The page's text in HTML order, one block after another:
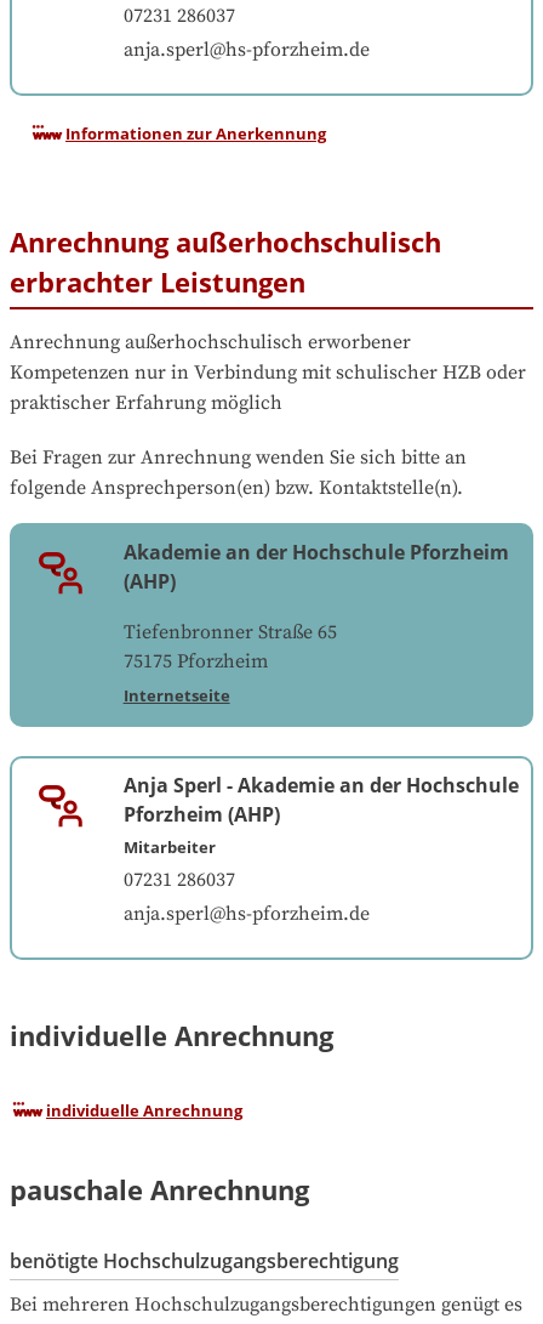
07231 286037
anja.sperl@hs-pforzheim.de
Informationen zur Anerkennung
Anrechnung außerhochschulisch
erbrachter Leistungen
Anrechnung außerhochschulisch erworbener
Kompetenzen nur in Verbindung mit schulischer HZB oder
praktischer Erfahrung möglich
Bei Fragen zur Anrechnung wenden Sie sich bitte an
folgende Ansprechperson(en) bzw. Kontaktstelle(n).
Akademie an der Hochschule Pforzheim
(AHP)
Tiefenbronner Straße 65
75175 Pforzheim
Internetseite
Anja Sperl -Akademie an der Hochschule
Pforzheim (AHP)
Mitarbeiter
07231 286037
anja.sperl@hs-pforzheim.de
individuelle Anrechnung
individuelle Anrechnung
pauschale Anrechnung
benötigte Hochschulzugangsberechtigung
Bei mehreren Hochschulzugangsberechtigungen genügt es